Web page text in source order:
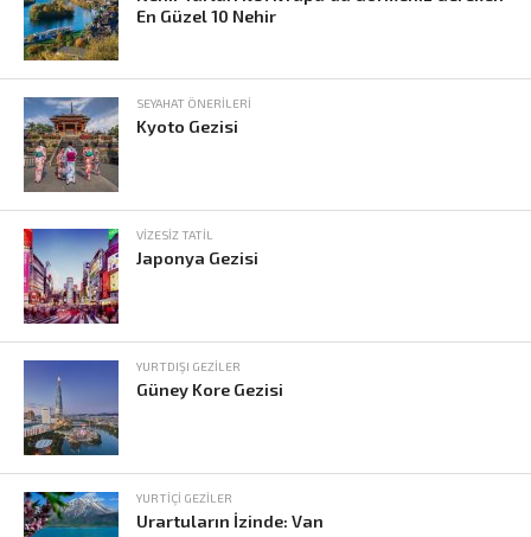
En Güzel 10 Nehir
SEYAHAT ÖNERILERI
Kyoto Gezisi
VIZESIZ TATIL
Japonya Gezisi
YURTDIŞI GEZILER
Güney Kore Gezisi
YURTIÇI GEZILER
Urartuların İzinde: Van